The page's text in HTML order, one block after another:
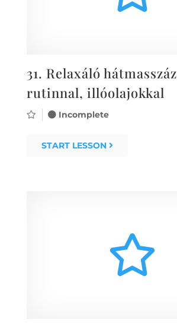
31. Relaxáló
rutinnal, illóolajokkal
Incomplete
START LESSON